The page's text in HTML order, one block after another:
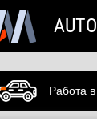
Работа